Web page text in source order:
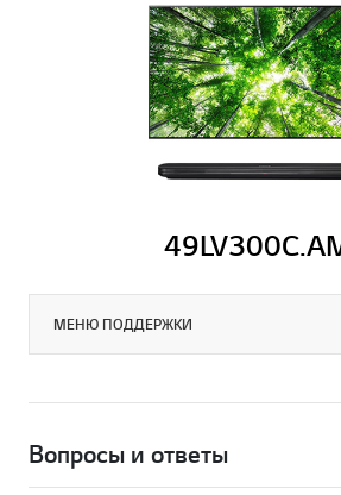
МЕНЮ ПОДДЕРЖКИ
Вопросы и ответы